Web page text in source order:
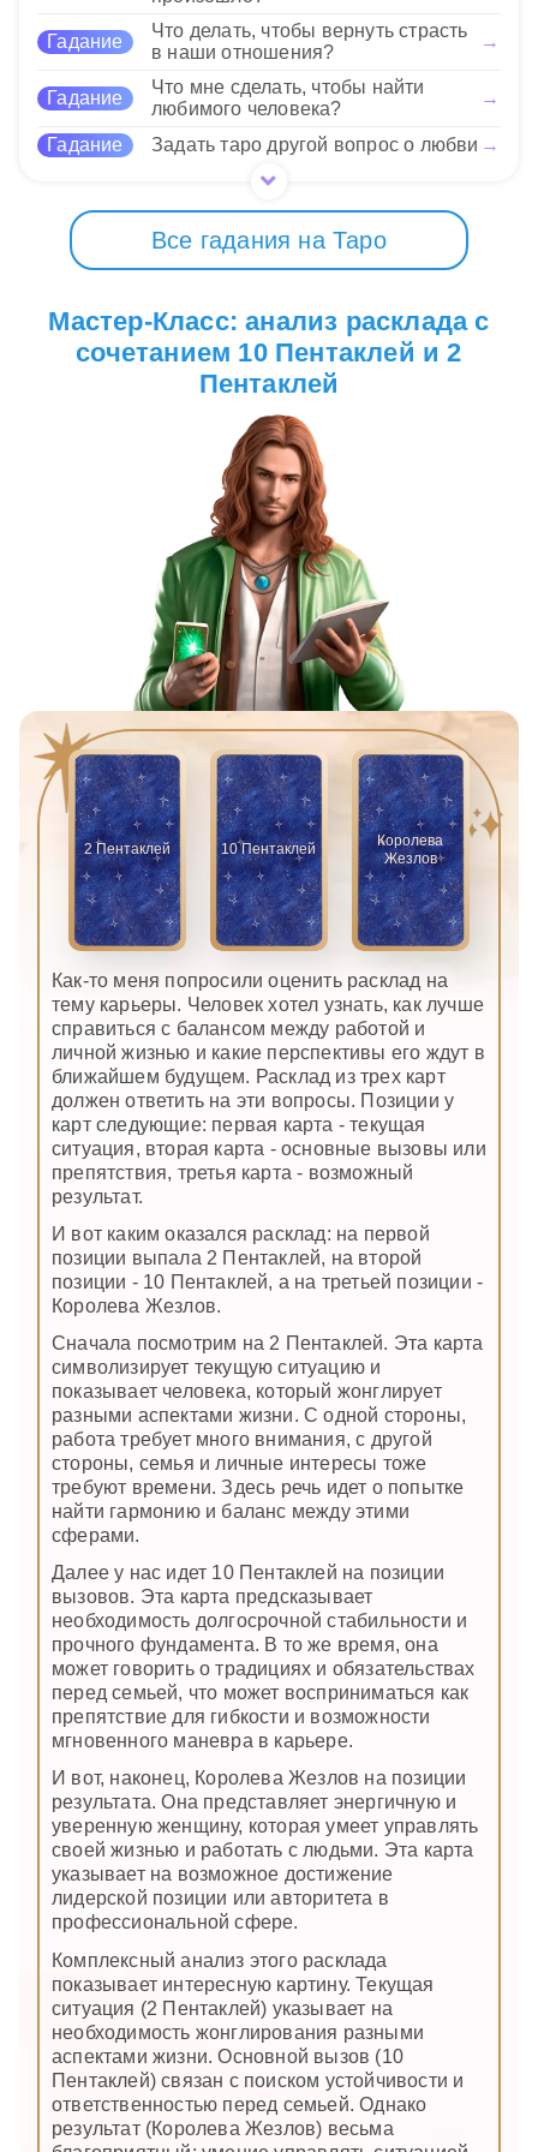
управлением финансами или семейными делами,
где требуется особая внимательность.
Нравится
Гадание
Что делать, чтобы вернуть страсть
в наши отношения?
→
Гадание
Что мне сделать, чтобы найти
любимого человека?
→
Гадание Задать таро другой вопрос о любви →
Все гадания на Таро
Мастер-Класс: анализ расклада с
сочетанием 10 Пентаклей и 2
Пентаклей
2 Пентаклей 10 Пентаклей
Королева
Жезлов
Как-то меня попросили оценить расклад на
тему карьеры. Человек хотел узнать, как лучше
справиться с балансом между работой и
личной жизнью и какие перспективы его ждут в
ближайшем будущем. Расклад из трех карт
должен ответить на эти вопросы. Позиции у
карт следующие: первая карта - текущая
ситуация, вторая карта - основные вызовы или
препятствия, третья карта - возможный
результат.
И вот каким оказался расклад: на первой
позиции выпала 2 Пентаклей, на второй
позиции - 10 Пентаклей, а на третьей позиции -
Королева Жезлов.
Сначала посмотрим на 2 Пентаклей. Эта карта
символизирует текущую ситуацию и
показывает человека, который жонглирует
разными аспектами жизни. С одной стороны,
работа требует много внимания, с другой
стороны, семья и личные интересы тоже
требуют времени. Здесь речь идет о попытке
найти гармонию и баланс между этими
сферами.
Далее у нас идет 10 Пентаклей на позиции
вызовов. Эта карта предсказывает
необходимость долгосрочной стабильности и
прочного фундамента. В то же время, она
может говорить о традициях и обязательствах
перед семьей, что может восприниматься как
препятствие для гибкости и возможности
мгновенного маневра в карьере.
И вот, наконец, Королева Жезлов на позиции
результата. Она представляет энергичную и
уверенную женщину, которая умеет управлять
своей жизнью и работать с людьми. Эта карта
указывает на возможное достижение
лидерской позиции или авторитета в
профессиональной сфере.
Комплексный анализ этого расклада
показывает интересную картину. Текущая
ситуация (2 Пентаклей) указывает на
необходимость жонглирования разными
аспектами жизни. Основной вызов (10
Пентаклей) связан с поиском устойчивости и
ответственностью перед семьей. Однако
результат (Королева Жезлов) весьма